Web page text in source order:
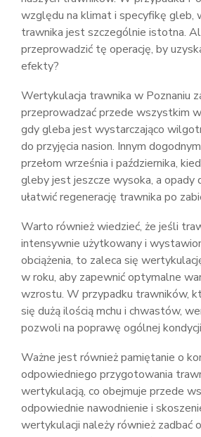
względu na klimat i specyfikę gleb,
trawnika jest szczególnie istotna.
przeprowadzić tę operację, by
efekty?
Wertykulacja trawnika w Poznaniu
przeprowadzać przede wszystkim
gdy gleba jest wystarczająco
do przyjęcia nasion. Innym
przełom września i października,
gleby jest jeszcze wysoka, a opady
ułatwić regenerację trawnika po
Warto również wiedzieć, że jeśli
intensywnie użytkowany i
obciążenia, to zaleca się
w roku, aby zapewnić optymalne
wzrostu. W przypadku trawników,
się dużą ilością mchu i chwastów,
pozwoli na poprawę ogólnej
Ważne jest również pamiętanie o
odpowiedniego przygotowania
wertykulacją, co obejmuje przede
odpowiednie nawodnienie i
wertykulacji należy również zadbać